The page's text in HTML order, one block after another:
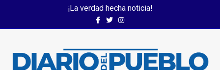
¡La verdad hecha noticia!
FacebookTwitterInstagram